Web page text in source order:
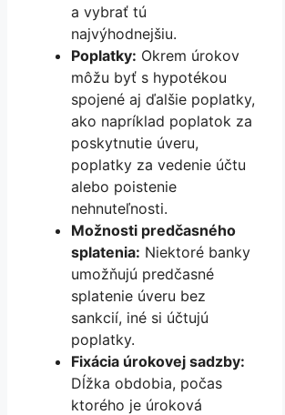
a vybrať tú
najvýhodnejšiu.
Poplatky: Okrem úrokov
môžu byť s hypotékou
spojené aj ďalšie poplatky,
ako napríklad poplatok za
poskytnutie úveru,
poplatky za vedenie účtu
alebo poistenie
nehnuteľnosti.
Možnosti predčasného
splatenia: Niektoré banky
umožňujú predčasné
splatenie úveru bez
sankcií, iné si účtujú
poplatky.
Fixácia úrokovej sadzby:
Dĺžka obdobia, počas
ktorého je úroková